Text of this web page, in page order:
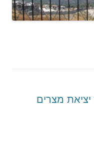
יציאת מצרים